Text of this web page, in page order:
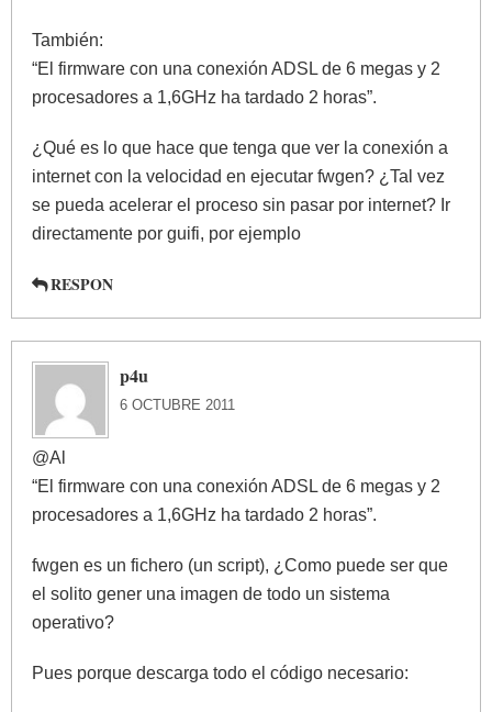
También:
“El firmware con una conexión ADSL de 6 megas y 2
procesadores a 1,6GHz ha tardado 2 horas”.
¿Qué es lo que hace que tenga que ver la conexión a
internet con la velocidad en ejecutar fwgen? ¿Tal vez
se pueda acelerar el proceso sin pasar por internet? Ir
directamente por guifi, por ejemplo
RESPON
p4u
6 OCTUBRE 2011
@Al
“El firmware con una conexión ADSL de 6 megas y 2
procesadores a 1,6GHz ha tardado 2 horas”.
fwgen es un fichero (un script), ¿Como puede ser que
el solito gener una imagen de todo un sistema
operativo?
Pues porque descarga todo el código necesario: